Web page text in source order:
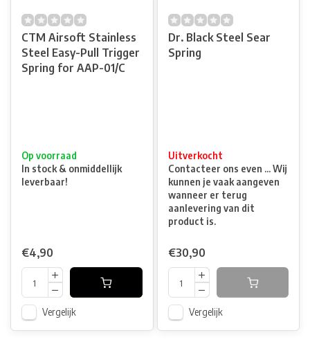
CTM Airsoft Stainless
Steel Easy-Pull Trigger
Spring for AAP-01/C
Op voorraad
In stock & onmiddellijk
leverbaar!
€4,90
Vergelijk
Dr. Black Steel Sear
Spring
Uitverkocht
Contacteer ons even ... Wij
kunnen je vaak aangeven
wanneer er terug
aanlevering van dit
product is.
€30,90
Vergelijk